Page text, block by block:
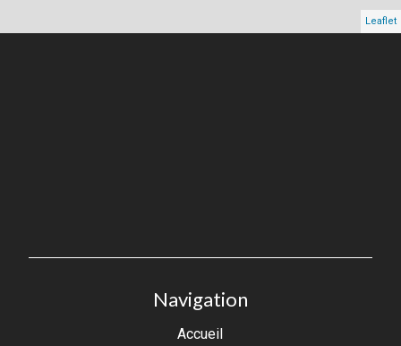
Leaflet
Navigation
Accueil